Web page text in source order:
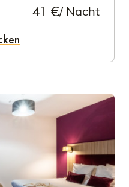
41 €/ Nacht